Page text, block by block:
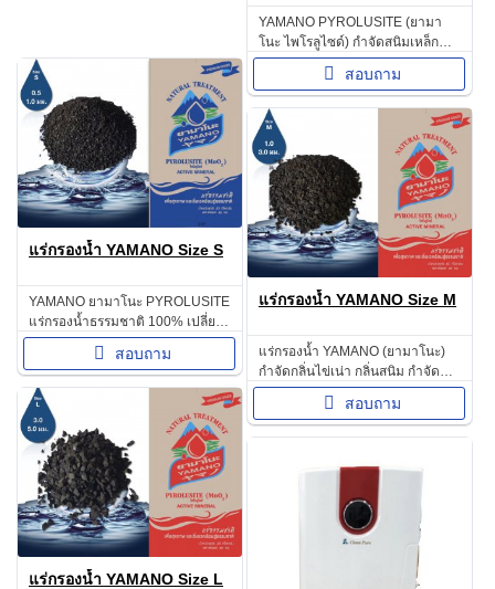
YAMANO PYROLUSITE (ยามา
โนะ ไพโรลูไซด์) กำจัดสนิมเหล็ก
กำจัดขุ่น และเหลืองจากสนิม
สอบถาม
แร่กรองน้ำ YAMANO Size S
YAMANO ยามาโนะ PYROLUSITE
แร่กรองน้ำธรรมชาติ 100% เปลี่ยน
เพื่อสิ่งที่ดีกว่า และเพื่อสุขภาพของ
คนในครอบครัวสอบถาม
แร่กรองน้ำ YAMANO Size M
แร่กรองน้ำ YAMANO (ยามาโนะ)
กำจัดกลิ่นไข่เน่า กลิ่นสนิม กำจัด
แมงกานีสในน้ำ
สอบถาม
แร่กรองน้ำ YAMANO Size L